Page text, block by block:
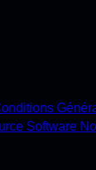
Software